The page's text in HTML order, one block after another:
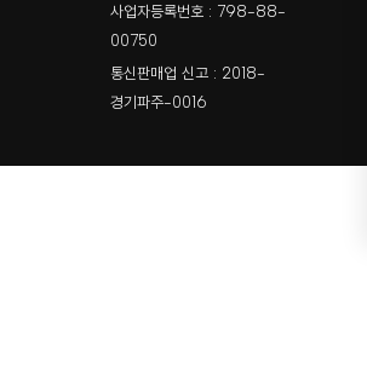
사업자등록번호 : 798-88-
00750
통신판매업 신고 : 2018-
경기파주-0016